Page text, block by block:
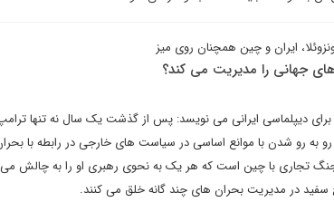
ایران و چین همچنان روی میز
جهانی را مدیریت می کند؟
دیپلماسی ایرانی می نویسد: پس از گذشت یک سال نه تنها ترامپ
رو به رو شدن با موانع اساسی در سیاست های خارجی در رابطه با
و جنگ تجاری با چین است که هر یک به نحوی رهبری او را به چالش می
در مدیریت بحران های چند گانه خلق می کنند.